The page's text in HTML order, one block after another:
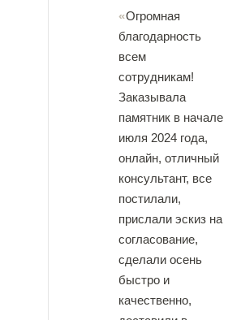
Огромная
благодарность
всем
сотрудникам!
Заказывала
памятник в начале
июля 2024 года,
онлайн, отличный
консультант, все
постилали,
прислали эскиз на
согласование,
сделали осень
быстро и
качественно,